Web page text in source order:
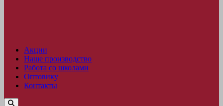
Акции
Наше производство
Работа со школами
Оптовику
Контакты